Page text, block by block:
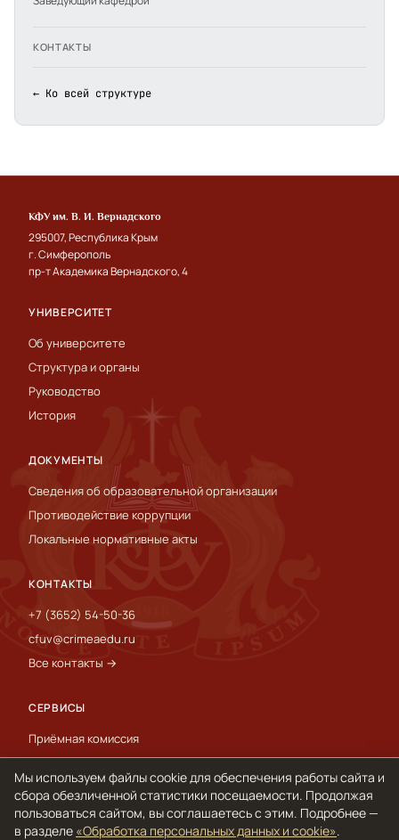
КОНТАКТЫ
← Ко всей структуре
КФУ им. В. И. Вернадского
295007, Республика Крым
г. Симферополь
пр-т Академика Вернадского, 4
УНИВЕРСИТЕТ
Об университете
Структура и органы
Руководство
История
ДОКУМЕНТЫ
Сведения об образовательной организации
Противодействие коррупции
Локальные нормативные акты
КОНТАКТЫ
+7 (3652) 54-50-36
cfuv@crimeaedu.ru
Все контакты →
СЕРВИСЫ
Приёмная комиссия
Пресс-служба
International
Мы используем файлы cookie для обеспечения работы сайта и
сбора обезличенной статистики посещаемости. Продолжая
пользоваться сайтом, вы соглашаетесь с этим. Подробнее —
в разделе «Обработка персональных данных и cookie».